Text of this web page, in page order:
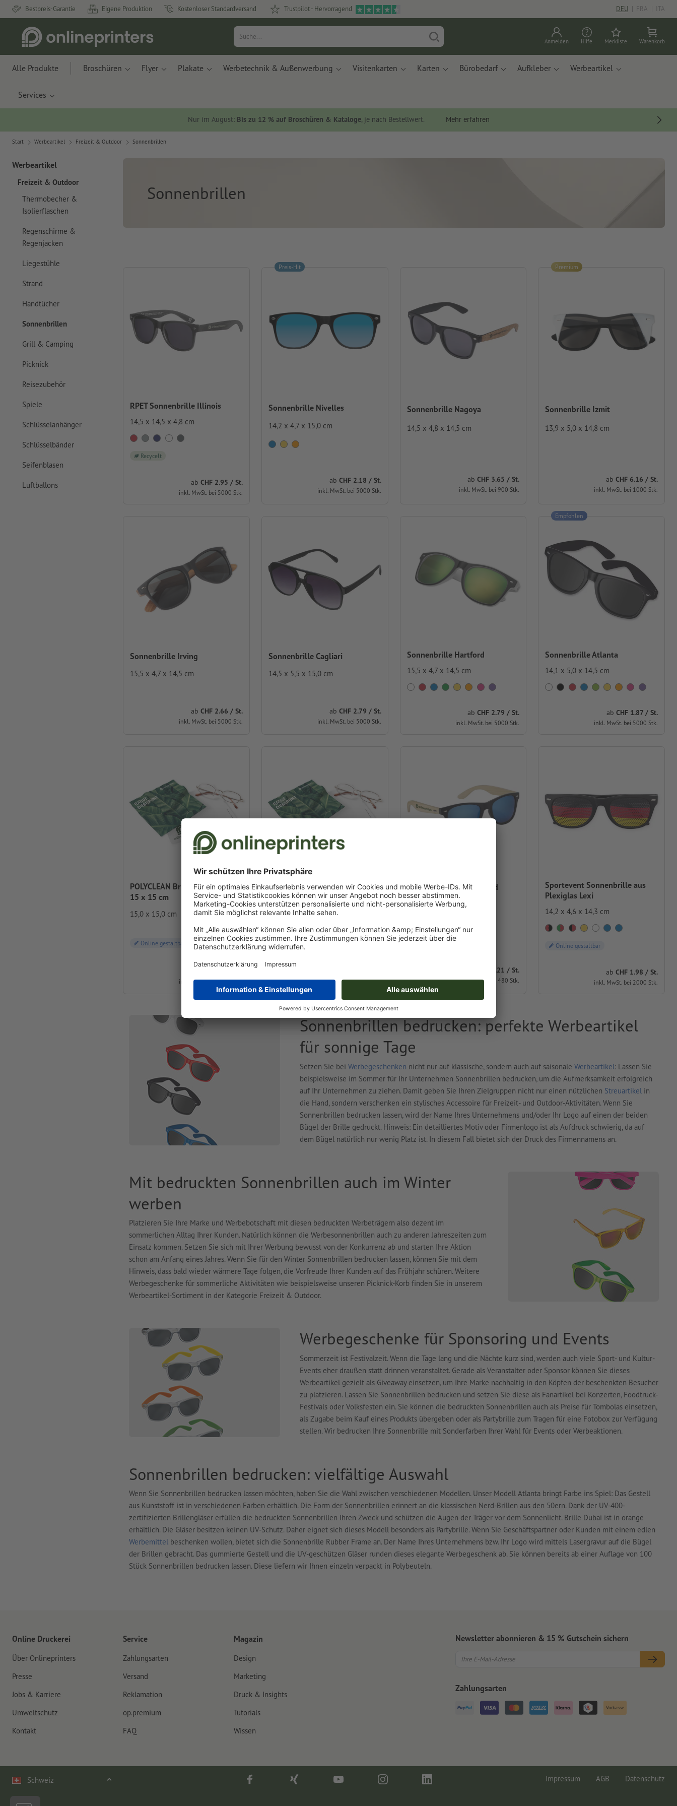
Bestpreis-Garantie Eigene Produktion Kostenloser Standardversand Trustpilot - Hervorragend DEU | FRA | ITA
Anmelden Hilfe Merkliste Warenkorb
Alle Produkte Broschüren Flyer Plakate Werbetechnik & Außenwerbung Visitenkarten Karten Bürobedarf Aufkleber Werbeartikel
Services
Nur im August: Bis zu 12 % auf Broschüren & Kataloge, je nach Bestellwert. Mehr erfahren
Start Werbeartikel Freizeit & Outdoor Sonnenbrillen
Werbeartikel
Freizeit & Outdoor
Thermobecher &
Isolierflaschen
Regenschirme &
Regenjacken
Liegestühle
Strand
Handtücher
Sonnenbrillen
Grill & Camping
Picknick
Reisezubehör
Spiele
Schlüsselanhänger
Schlüsselbänder
Seifenblasen
Luftballons
Sonnenbrillen
RPET Sonnenbrille Illinois
14,5 x 14,5 x 4,8 cm
Recycelt
ab CHF 2.95 / St.
inkl. MwSt. bei 5000 Stk.
Sonnenbrille Nivelles
14,2 x 4,7 x 15,0 cm
ab CHF 2.18 / St.
inkl. MwSt. bei 5000 Stk.
Preis-Hit
Sonnenbrille Nagoya
14,5 x 4,8 x 14,5 cm
abCHF 3.65 / St.
inkl. MwSt. bei 900 Stk.
Sonnenbrille Izmit
13,9 x 5,0 x 14,8 cm
ab CHF 6.16 / St.
inkl. MwSt. bei 1000 Stk.
Premium
Sonnenbrille Irving
15,5 x 4,7 x 14,5 cm
ab CHF 2.66 / St.
inkl. MwSt. bei 5000 Stk.
Sonnenbrille Cagliari
14,5 x 5,5 x 15,0 cm
ab CHF 2.79 / St.
inkl. MwSt. bei 5000 Stk.
Sonnenbrille Hartford
15,5 x 4,7 x 14,5 cm
abCHF 2.79 / St.
inkl. MwSt. bei 5000 Stk.
Sonnenbrille Atlanta
14,1 x 5,0 x 14,5 cm
ab CHF 1.87 / St.
inkl. MwSt. bei 5000 Stk.
Empfohlen
POLYCLEAN Brillenputztücher,
15 x 15 cm
15,0 x 15,0 cm
Online gestaltbar
inkl. MwSt. bei 5000 Stk.
POLYCLEAN Brillenputztücher,
18 x 15 cm
18,0 x 15,0 cm
Online gestaltbar
inkl. MwSt. bei 5000 Stk.
Sonnenbrille aus ABS und
Bambus Luis
CHF 4.21 / St.
inkl. MwSt. bei 480 Stk.
Sportevent Sonnenbrille aus
Plexiglas Lexi
14,2 x 4,6 x 14,3 cm
Online gestaltbar
ab CHF 1.98 / St.
inkl. MwSt. bei 2000 Stk.
Sonnenbrillen bedrucken: perfekte Werbeartikel
für sonnige Tage
Setzen Sie bei Werbegeschenken nicht nur auf klassische, sondern auch auf saisonale Werbeartikel: Lassen Sie
beispielsweise im Sommer für Ihr Unternehmen Sonnenbrillen bedrucken, um die Aufmerksamkeit erfolgreich
auf Ihr Unternehmen zu ziehen. Damit geben Sie Ihren Zielgruppen nicht nur einen nützlichen Streuartikel in
die Hand, sondern verschenken ein stylisches Accessoire für Freizeit- und Outdoor-Aktivitäten. Wenn Sie
Sonnenbrillen bedrucken lassen, wird der Name Ihres Unternehmens und/oder Ihr Logo auf einen der beiden
Bügel der Brille gedruckt. Hinweis: Ein detailliertes Motiv oder Firmenlogo ist als Aufdruck schwierig, da auf
dem Bügel natürlich nur wenig Platz ist. In diesem Fall bietet sich der Druck des Firmennamens an.
Mit bedruckten Sonnenbrillen auch im Winter
werben
Platzieren Sie Ihre Marke und Werbebotschaft mit diesen bedruckten Werbeträgern also dezent im
sommerlichen Alltag Ihrer Kunden. Natürlich können die Werbesonnenbrillen auch zu anderen Jahreszeiten zum
Einsatz kommen. Setzen Sie sich mit Ihrer Werbung bewusst von der Konkurrenz ab und starten Ihre Aktion
schon am Anfang eines Jahres. Wenn Sie für den Winter Sonnenbrillen bedrucken lassen, können Sie mit dem
Hinweis, dass bald wieder wärmere Tage folgen, die Vorfreude Ihrer Kunden auf das Frühjahr schüren. Weitere
Werbegeschenke für sommerliche Aktivitäten wie beispielsweise unseren Picknick-Korb finden Sie in unserem
Werbeartikel-Sortiment in der Kategorie Freizeit & Outdoor.
Werbegeschenke für Sponsoring und Events
Sommerzeit ist Festivalzeit. Wenn die Tage lang und die Nächte kurz sind, werden auch viele Sport- und Kultur-
Events eher draußen statt drinnen veranstaltet. Gerade als Veranstalter oder Sponsor können Sie dieses
Werbeartikel gezielt als Giveaway einsetzen, um Ihre Marke nachhaltig in den Köpfen der beschenkten Besucher
zu platzieren. Lassen Sie Sonnenbrillen bedrucken und setzen Sie diese als Fanartikel bei Konzerten, Foodtruck-
Festivals oder Volksfesten ein. Sie können die bedruckten Sonnenbrillen auch als Preise für Tombolas einsetzen,
als Zugabe beim Kauf eines Produkts übergeben oder als Partybrille zum Tragen für eine Fotobox zur Verfügung
stellen. Wir bedrucken Ihre Sonnenbrille mit Sonderfarben Ihrer Wahl für Events oder Werbeaktionen.
Sonnenbrillen bedrucken: vielfältige Auswahl
Wenn Sie Sonnenbrillen bedrucken lassen möchten, haben Sie die Wahl zwischen verschiedenen Modellen. Unser Modell Atlanta bringt Farbe ins Spiel: Das Gestell
aus Kunststoff ist in verschiedenen Farben erhältlich. Die Form der Sonnenbrillen erinnert an die klassischen Nerd-Brillen aus den 50ern. Dank der UV-400-
zertifizierten Brillengläser erfüllen die bedruckten Sonnenbrillen Ihren Zweck und schützen die Augen der Träger vor dem Sonnenlicht. Brille Dubai ist in orange
erhältlich. Die Gläser besitzen keinen UV-Schutz. Daher eignet sich dieses Modell besonders als Partybrille. Wenn Sie Geschäftspartner oder Kunden mit einem edlen
Werbemittel beschenken wollen, bietet sich die Sonnenbrille Rubber Frame an. Der Name Ihres Unternehmens bzw. Ihr Logo wird mittels Lasergravur auf die Bügel
der Brillen gebracht. Das gummierte Gestell und die UV-geschützen Gläser runden dieses elegante Werbegeschenk ab. Sie können bereits ab einer Auflage von 100
Stück Sonnenbrillen bedrucken lassen. Diese liefern wir Ihnen einzeln verpackt in Polybeuteln.
Online Druckerei
Über Onlineprinters
Presse
Jobs & Karriere
Umweltschutz
Kontakt
Service
Zahlungsarten
Versand
Reklamation
op.premium
FAQ
Magazin
Design
Marketing
Druck & Insights
Tutorials
Wissen
Newsletter abonnieren & 15 % Gutschein sichern
Zahlungsarten
Vorkasse
Schweiz Impressum AGB Datenschutz